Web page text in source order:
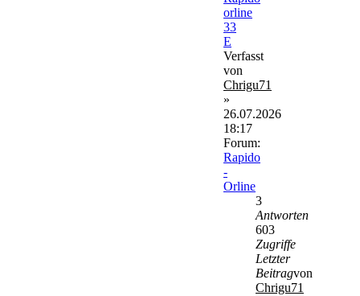
orline
33
E
Verfasst
von
Chrigu71
»
26.07.2026
18:17
Forum:
Rapido
-
Orline
3
Antworten
603
Zugriffe
Letzter
Beitragvon
Chrigu71